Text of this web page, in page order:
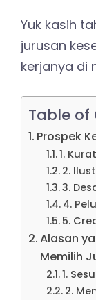
Yuk kasih
jurusan
kerjanya di
Table
Prospek
1.
2.
3.
4.
5.
Alasan
Memilih
1.
2.